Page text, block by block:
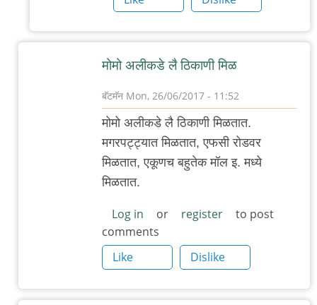
मोमो अलीक‌डे लै ठिकाणी मिळ
बॅटमॅन Mon, 26/06/2017 - 11:52
In
to
पुण्यात
किंवा
मोमो
by
आदूबाळ
मोमो अलीक‌डे लै ठिकाणी मिळ‌तात‌.
म‌ग‌र‌प‌ट्ट्यात मिळ‌तात, एफ‌सी रोड‌व‌र
मिळ‌तात‌, एकूण‌च ब‌हुतेक मॉल‌ इ. म‌ध्ये
मिळ‌तात‌.
Log in or register
to post
comments
Like
Dislike